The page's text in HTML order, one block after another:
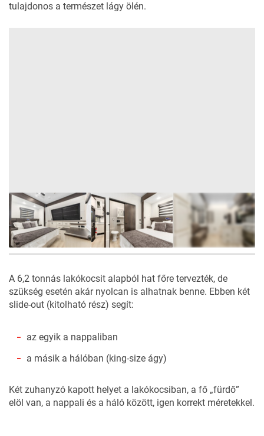
tulajdonos a természet lágy ölén.
A 6,2 tonnás lakókocsit alapból hat főre tervezték, de
szükség esetén akár nyolcan is alhatnak benne. Ebben két
slide-out (kitolható rész) segít:
az egyik a nappaliban
a másik a hálóban (king-size ágy)
Két zuhanyzó kapott helyet a lakókocsiban, a fő „fürdő”
elöl van, a nappali és a háló között, igen korrekt méretekkel.